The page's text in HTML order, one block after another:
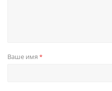
Ваше имя *